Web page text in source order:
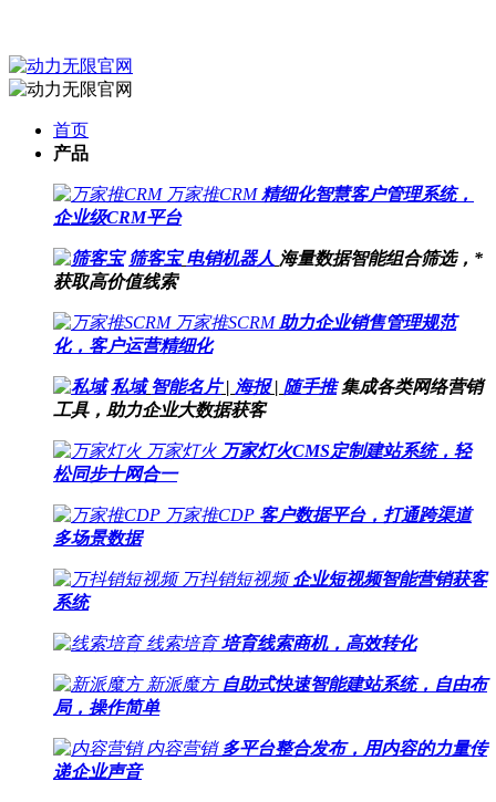
首页
产品
万家推CRM 精细化智慧客户管理系统，
企业级CRM平台
筛客宝 电销机器人 海量数据智能组合筛选，*
获取高价值线索
万家推SCRM 助力企业销售管理规范
化，客户运营精细化
私域 智能名片 | 海报 | 随手推 集成各类网络营销
工具，助力企业大数据获客
万家灯火 万家灯火CMS定制建站系统，轻
松同步十网合一
万家推CDP 客户数据平台，打通跨渠道
多场景数据
万抖销短视频 企业短视频智能营销获客
系统
线索培育 培育线索商机，高效转化
新派魔方 自助式快速智能建站系统，自由布
局，操作简单
内容营销 多平台整合发布，用内容的力量传
递企业声音